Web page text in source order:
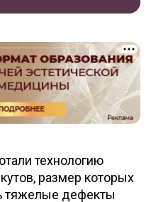
технологию
размер которых
тяжелые дефекты